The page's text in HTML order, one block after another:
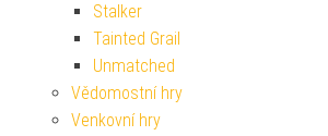
Stalker
Tainted Grail
Unmatched
Vědomostní hry
Venkovní hry